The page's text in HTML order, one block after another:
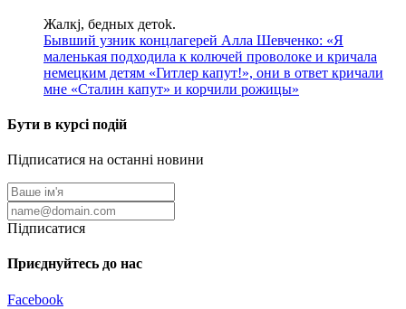
Жалкj, бедных детok.
Бывший узник концлагерей Алла Шевченко: «Я
маленькая подходила к колючей проволоке и кричала
немецким детям «Гитлер капут!», они в ответ кричали
мне «Сталин капут» и корчили рожицы»
Бути в курсі подій
Підписатися на останні новини
Підписатися
Приєднуйтесь до нас
Facebook